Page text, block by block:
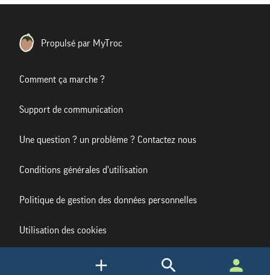
Propulsé par MyTroc
Comment ça marche ?
Support de communication
Une question ? un problème ? Contactez nous
Conditions générales d'utilisation
Politique de gestion des données personnelles
Utilisation des cookies